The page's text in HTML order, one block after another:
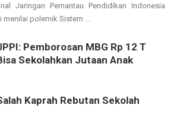
Jaringan Pemantau Pendidikan Indonesia
polemik Sistem ...
Pemborosan MBG Rp 12 T
Sekolahkan Jutaan Anak
Kaprah Rebutan Sekolah